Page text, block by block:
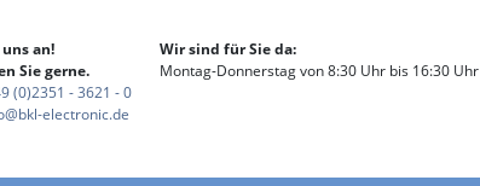
an!
Sie gerne.
(0)2351 - 3621 - 0
electronic.de
Wir sind für Sie da:
Montag-Donnerstag von 8:30 Uhr bis 16:30 Uhr